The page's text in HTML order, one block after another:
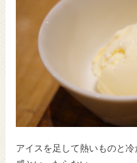
アイスを足して熱いものと